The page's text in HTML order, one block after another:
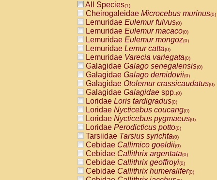
All Species(1)
Cheirogaleidae Microcebus murinus(0)
Lemuridae Eulemur fulvus(0)
Lemuridae Eulemur macaco(0)
Lemuridae Eulemur mongoz(0)
Lemuridae Lemur catta(0)
Lemuridae Varecia variegata(0)
Galagidae Galago senegalensis(0)
Galagidae Galago demidovii(0)
Galagidae Otolemur crassicaudatus(0)
Galagidae Galagidae spp.(0)
Loridae Loris tardigradus(0)
Loridae Nycticebus coucang(0)
Loridae Nycticebus pygmaeus(0)
Loridae Perodicticus potto(0)
Tarsiidae Tarsius syrichta(0)
Cebidae Callimico goeldii(0)
Cebidae Callithrix argentata(0)
Cebidae Callithrix geoffroyi(0)
Cebidae Callithrix humeralifer(0)